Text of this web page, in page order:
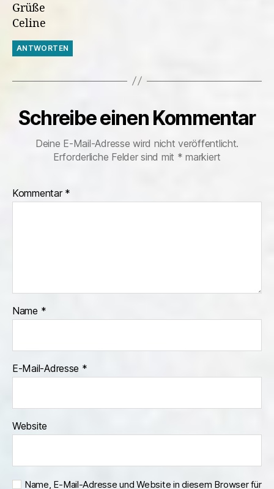
Grüße
Celine
ANTWORTEN
Schreibe einen Kommentar
Deine E-Mail-Adresse wird nicht veröffentlicht.
Erforderliche Felder sind mit * markiert
Kommentar *
Name *
E-Mail-Adresse *
Website
Name, E-Mail-Adresse und Website in diesem Browser für